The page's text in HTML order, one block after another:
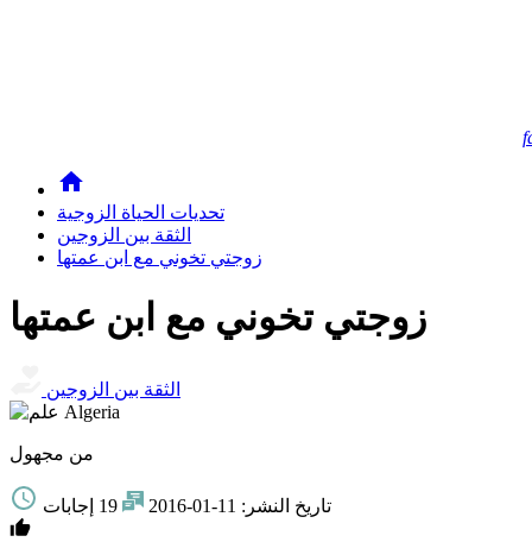
تحديات الحياة الزوجية
الثقة بين الزوجين
زوجتي تخوني مع ابن عمتها
زوجتي تخوني مع ابن عمتها
الثقة بين الزوجين
من مجهول
تاريخ النشر: 19 إجابات